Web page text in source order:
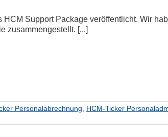
HCM Support Package veröffentlicht. Wir
zusammengestellt. [...]
Personalabrechnung HCM-Ticker